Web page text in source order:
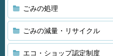
ごみの処理
ごみの減量・リサイクル
エコ・ショップ認定制度